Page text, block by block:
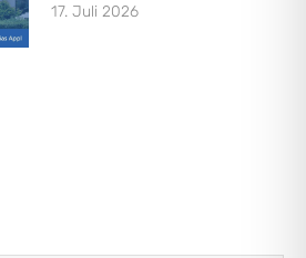
17. Juli 2026